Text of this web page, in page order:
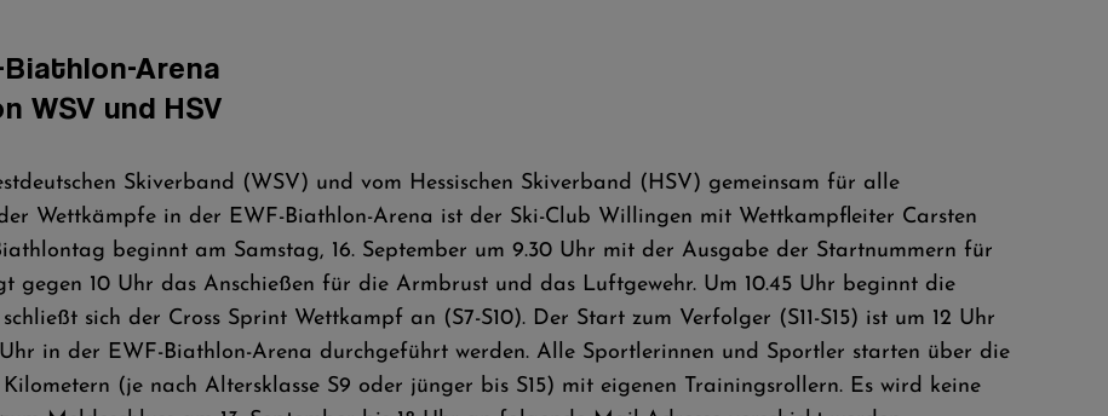
Arena
WSV und HSV
Skiverband (WSV) und vom Hessischen Skiverband (HSV) gemeinsam für alle
Wettkämpfe in der EWF-Biathlon-Arena ist der Ski-Club Willingen mit Wettkampfleiter Carsten
beginnt am Samstag, 16. September um 9.30 Uhr mit der Ausgabe der Startnummern für
gegen 10 Uhr das Anschießen für die Armbrust und das Luftgewehr. Um 10.45 Uhr beginnt die
schließt sich der Cross Sprint Wettkampf an (S7-S10). Der Start zum Verfolger (S11-S15) ist um 12 Uhr
in der EWF-Biathlon-Arena durchgeführt werden. Alle Sportlerinnen und Sportler starten über die
(je nach Altersklasse S9 oder jünger bis S15) mit eigenen Trainingsrollern. Es wird keine